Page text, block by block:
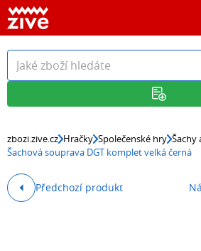
zbozi.zive.cz Hračky Společenské hry Šachy
Šachová souprava DGT komplet velká černá
Předchozí produkt